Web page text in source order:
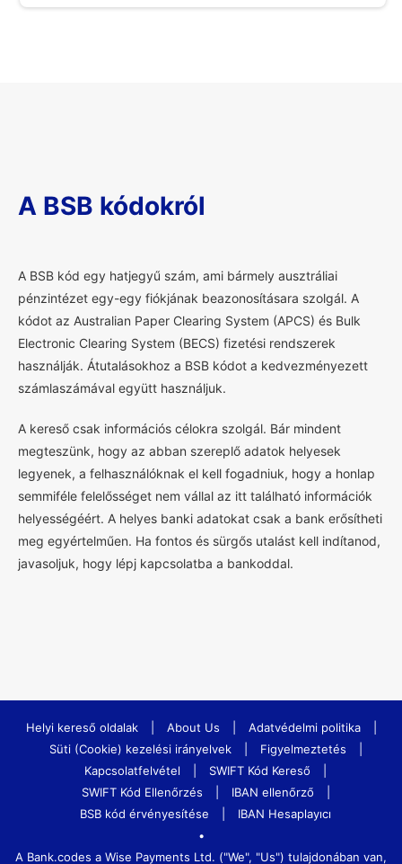
A BSB kódokról
A BSB kód egy hatjegyű szám, ami bármely ausztráliai
pénzintézet egy-egy fiókjának beazonosításara szolgál. A
kódot az Australian Paper Clearing System (APCS) és Bulk
Electronic Clearing System (BECS) fizetési rendszerek
használják. Átutalásokhoz a BSB kódot a kedvezményezett
számlaszámával együtt használjuk.
A kereső csak információs célokra szolgál. Bár mindent
megteszünk, hogy az abban szereplő adatok helyesek
legyenek, a felhasználóknak el kell fogadniuk, hogy a honlap
semmiféle felelősséget nem vállal az itt található információk
helyességéért. A helyes banki adatokat csak a bank erősítheti
meg egyértelműen. Ha fontos és sürgős utalást kell indítanod,
javasoljuk, hogy lépj kapcsolatba a bankoddal.
Helyi kereső oldalak About Us Adatvédelmi politika
Süti (Cookie) kezelési irányelvek
Figyelmeztetés
Kapcsolatfelvétel
SWIFT Kód Kereső
SWIFT Kód Ellenőrzés
IBAN ellenőrző
BSB kód érvényesítése
IBAN Hesaplayıcı
•
A Bank.codes a Wise Payments Ltd. ("We", "Us") tulajdonában van,